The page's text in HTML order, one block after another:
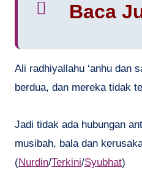
Baca
Ali radhiyallahu ‘anhu dan
berdua, dan mereka tidak
Jadi tidak ada hubungan
musibah, bala dan
(Nurdin/Terkini/Syubhat)